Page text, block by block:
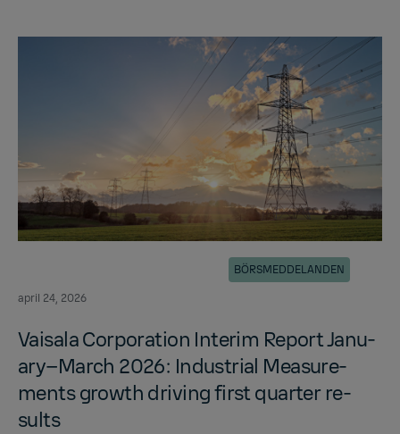
april 24, 2026
BÖRSMEDDELANDEN
Vaisala Cor­po­ra­tion In­terim Re­port Jan­u­
ary–March 2026: In­dus­trial Mea­sure­
ments growth dri­ving first quar­ter re­
sults